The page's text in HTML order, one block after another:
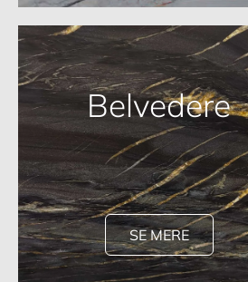
Belvedere
SE MERE